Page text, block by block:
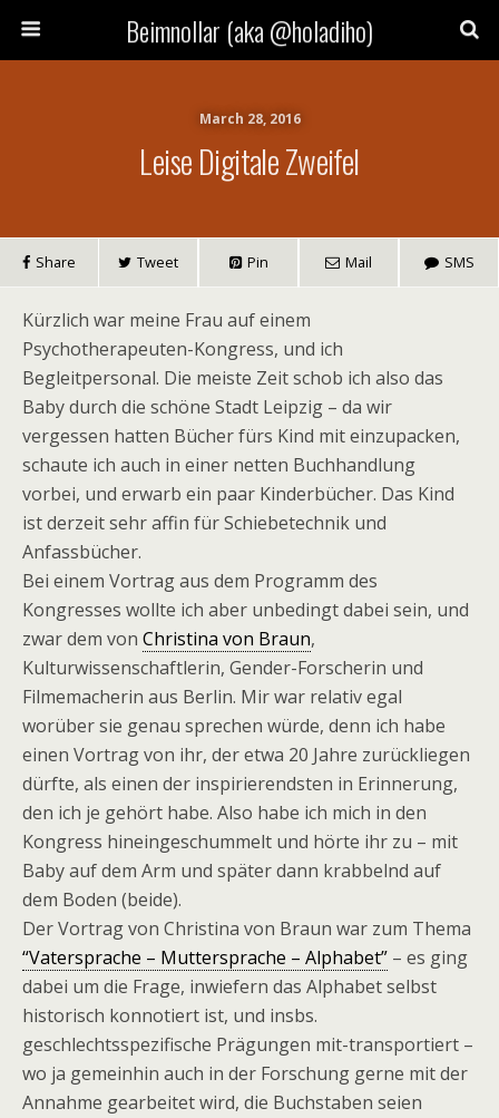
Beimnollar (aka @holadiho)
March 28, 2016
Leise Digitale Zweifel
Share Tweet Pin Mail SMS
Kürzlich war meine Frau auf einem
Psychotherapeuten-Kongress, und ich
Begleitpersonal. Die meiste Zeit schob ich also das
Baby durch die schöne Stadt Leipzig – da wir
vergessen hatten Bücher fürs Kind mit einzupacken,
schaute ich auch in einer netten Buchhandlung
vorbei, und erwarb ein paar Kinderbücher. Das Kind
ist derzeit sehr affin für Schiebetechnik und
Anfassbücher.
Bei einem Vortrag aus dem Programm des
Kongresses wollte ich aber unbedingt dabei sein, und
zwar dem von Christina von Braun,
Kulturwissenschaftlerin, Gender-Forscherin und
Filmemacherin aus Berlin. Mir war relativ egal
worüber sie genau sprechen würde, denn ich habe
einen Vortrag von ihr, der etwa 20 Jahre zurückliegen
dürfte, als einen der inspirierendsten in Erinnerung,
den ich je gehört habe. Also habe ich mich in den
Kongress hineingeschummelt und hörte ihr zu – mit
Baby auf dem Arm und später dann krabbelnd auf
dem Boden (beide).
Der Vortrag von Christina von Braun war zum Thema
“Vatersprache – Muttersprache – Alphabet” – es ging
dabei um die Frage, inwiefern das Alphabet selbst
historisch konnotiert ist, und insbs.
geschlechtsspezifische Prägungen mit-transportiert –
wo ja gemeinhin auch in der Forschung gerne mit der
Annahme gearbeitet wird, die Buchstaben seien